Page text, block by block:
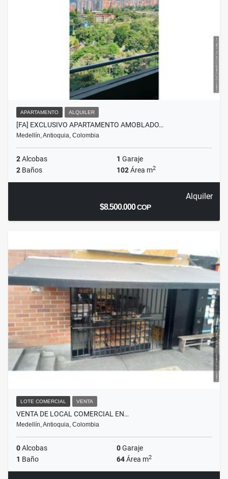
APARTAMENTO ALQUILER
[FA] EXCLUSIVO APARTAMENTO AMOBLADO…
Medellín, Antioquia, Colombia
2Alcobas 1 Garaje
2 Baños 102Área m2
Alquiler
$8.500.000COP
LOTE COMERCIAL VENTA
VENTA DE LOCAL COMERCIAL EN…
Medellín, Antioquia, Colombia
0Alcobas 0Garaje
1 Baño 64Área m2